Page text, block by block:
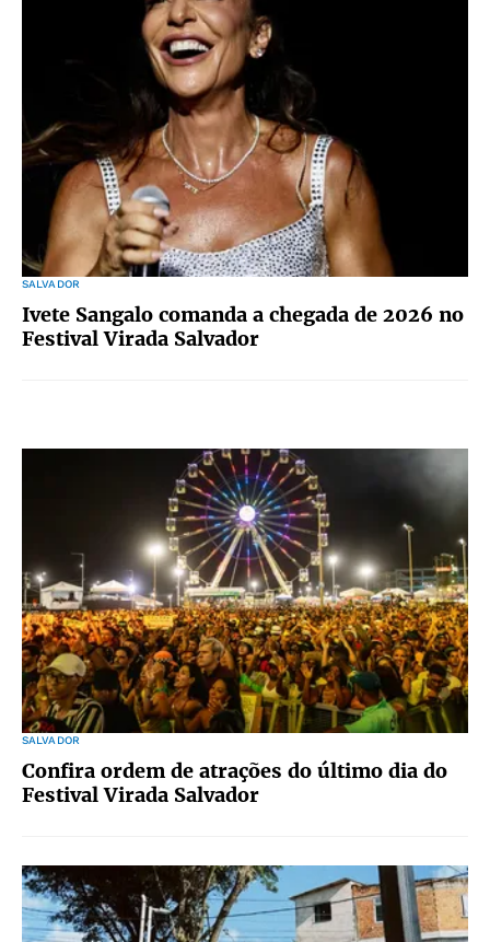
SALVADOR
Ivete Sangalo comanda a chegada de 2026 no
Festival Virada Salvador
SALVADOR
Confira ordem de atrações do último dia do
Festival Virada Salvador